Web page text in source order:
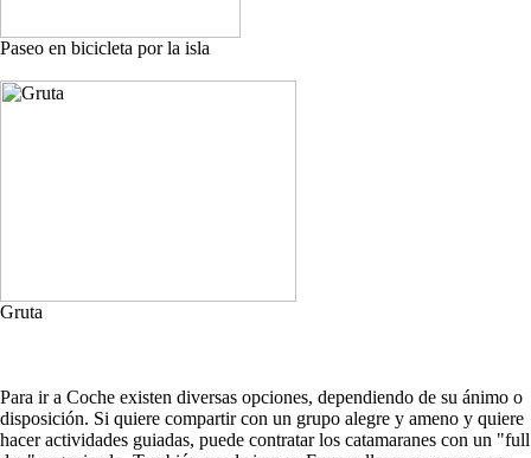
Paseo en bicicleta por la isla
Gruta
Para ir a Coche existen diversas opciones, dependiendo de su ánimo o
disposición. Si quiere compartir con un grupo alegre y ameno y quiere
hacer actividades guiadas, puede contratar los catamaranes con un "full